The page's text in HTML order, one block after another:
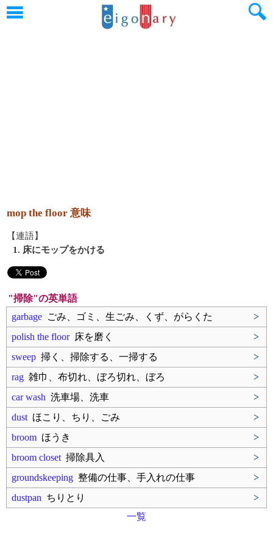
mop the floor 意味
【連語】
1. 床にモップをかける
"掃除"の英単語
garbage ごみ、ゴミ、生ごみ、くず、がらくた
>
polish the floor床を磨く
>
sweep 掃く、掃除する、一掃する
>
rag 雑巾、布切れ、ぼろ切れ、ぼろ
>
car wash 洗車場、洗車
>
dust ほこり、ちり、ごみ
>
broom ほうき
>
broom closet 掃除具入
>
groundskeeping 整備の仕事、手入れの仕事
>
dustpan ちりとり
>
一覧